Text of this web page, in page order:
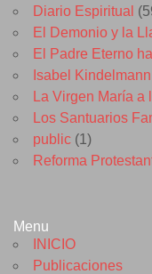
Diario Espiritual
El Demonio y la
El Padre Eterno
Isabel Kindelmann
La Virgen María a
Los Santuarios
public (1)
Reforma
Menu
INICIO
Publicaciones